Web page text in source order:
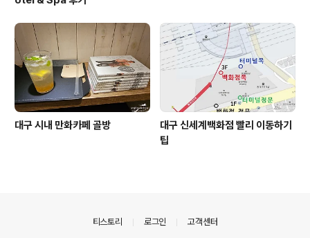
대구 시내 만화카페 골방
대구 신세계백화점 빨리 이동하기
팁
티스토리 로그인 고객센터